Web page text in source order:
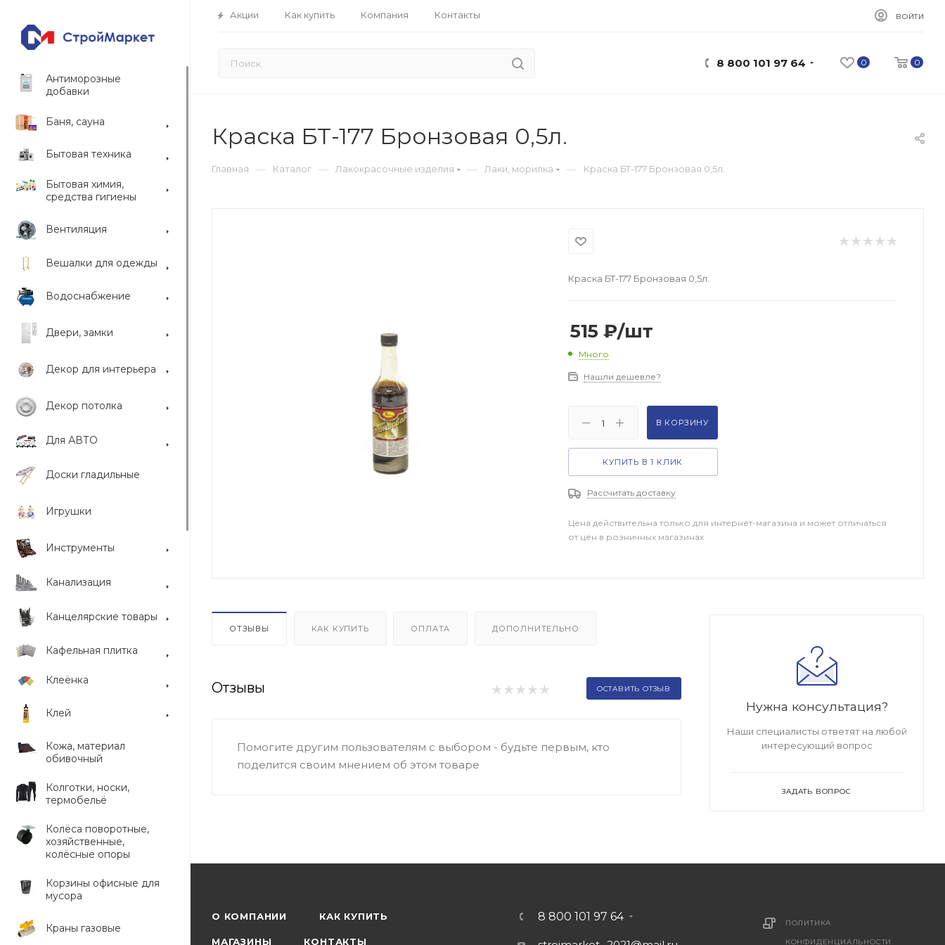
Акции Как купить Компания Контакты ВОЙТИ
0 0
8 800 101 97 64
Антиморозные
добавки
Баня, сауна
Бытовая техника
Бытовая химия,
средства гигиены
Вентиляция
Вешалки для одежды
Водоснабжение
Двери, замки
Декор для интерьера
Декор потолка
Для АВТО
Доски гладильные
Игрушки
Инструменты
Канализация
Канцелярские товары
Кафельная плитка
Клеёнка
Клей
Кожа, материал
обивочный
Колготки, носки,
термобельё
Колёса поворотные,
хозяйственные,
колёсные опоры
Корзины офисные для
мусора
Краны газовые
Краска БТ-177 Бронзовая 0,5л.
Главная — Каталог — Лакокрасочные изделия — Лаки, морилка — Краска БТ-177 Бронзовая 0,5л.
Краска БТ-177 Бронзовая 0,5л.
515 ₽/шт
Много
Нашли дешевле?
В КОРЗИНУ
КУПИТЬ В 1 КЛИК
Рассчитать доставку
Цена действительна только для интернет-магазина и может отличаться
от цен в розничных магазинах
ОТЗЫВЫ КАК КУПИТЬ ОПЛАТА ДОПОЛНИТЕЛЬНО
Отзывы ОСТАВИТЬ ОТЗЫВ
Помогите другим пользователям с выбором - будьте первым, кто
поделится своим мнением об этом товаре
Нужна консультация?
Наши специалисты ответят на любой
интересующий вопрос
ЗАДАТЬ ВОПРОС
О КОМПАНИИ КАК КУПИТЬ
МАГАЗИНЫ КОНТАКТЫ
8 800 101 97 64 ПОЛИТИКА
КОНФИДЕНЦИАЛЬНОСТИ